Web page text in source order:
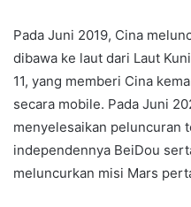
Pada Juni 2019, Cina
dibawa ke laut dari Laut
11, yang memberi Cina
secara mobile. Pada Juni
menyelesaikan peluncuran
independennya BeiDou
meluncurkan misi Mars